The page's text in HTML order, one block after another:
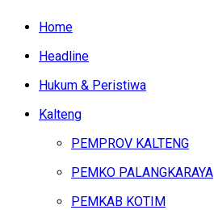
Home
Headline
Hukum & Peristiwa
Kalteng
PEMPROV KALTENG
PEMKO PALANGKARAYA
PEMKAB KOTIM